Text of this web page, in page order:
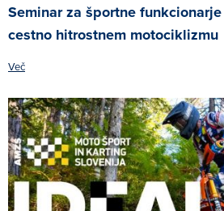
Seminar za športne
cestno hitrostnem motociklizmu
Več